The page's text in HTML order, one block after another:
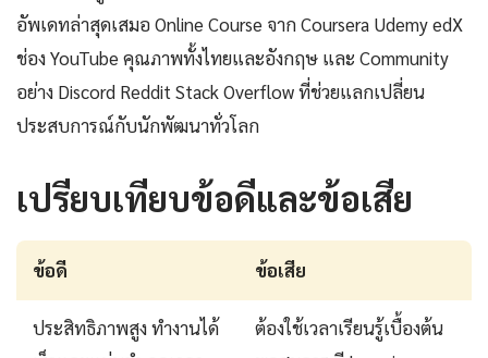
อัพเดทล่าสุดเสมอ Online Course จาก Coursera Udemy edX
ช่อง YouTube คุณภาพทั้งไทยและอังกฤษ และ Community
อย่าง Discord Reddit Stack Overflow ที่ช่วยแลกเปลี่ยน
ประสบการณ์กับนักพัฒนาทั่วโลก
เปรียบเทียบข้อดีและข้อเสีย
ข้อดี ข้อเสีย
ประสิทธิภาพสูง ทำงานได้
ต้องใช้เวลาเรียนรู้เบื้องต้น